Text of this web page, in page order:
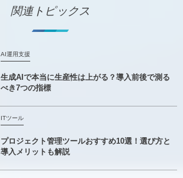
関連トピックス
AI運用支援
生成AIで本当に生産性は上がる？導入前後で測る
べき7つの指標
ITツール
プロジェクト管理ツールおすすめ10選！選び方と
導入メリットも解説